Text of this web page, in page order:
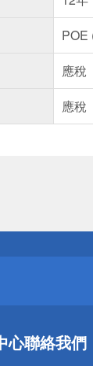
POE
應稅
應稅
！
！
心聯絡我們